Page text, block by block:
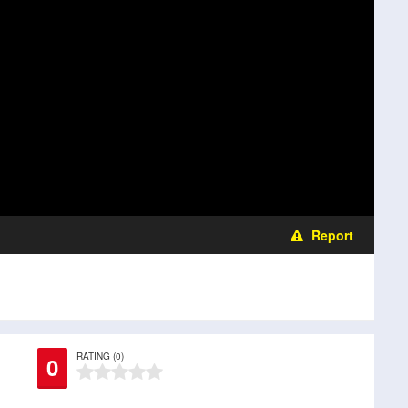
Report
0 RATING (0)